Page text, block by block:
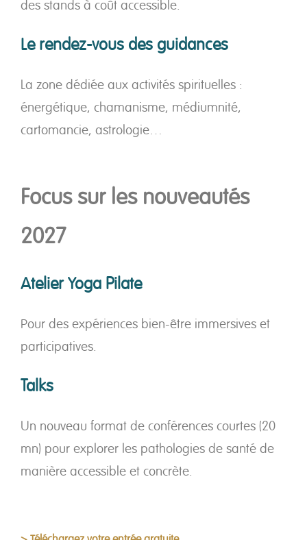
des stands à coût accessible.
Le rendez-vous des guidances
La zone dédiée aux activités spirituelles :
énergétique, chamanisme, médiumnité,
cartomancie, astrologie…
Focus sur les nouveautés
2027
Atelier Yoga Pilate
Pour des expériences bien-être immersives et
participatives.
Talks
Un nouveau format de conférences courtes (20
mn) pour explorer les pathologies de santé de
manière accessible et concrète.